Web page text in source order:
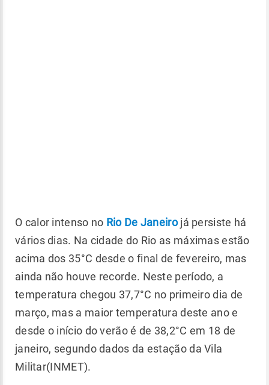
O calor intenso no Rio De Janeirojá persiste há
vários dias. Na cidade do Rio as máximas estão
acima dos 35°C desde o final de fevereiro, mas
ainda não houve recorde. Neste período, a
temperatura chegou 37,7°C no primeiro dia de
março, mas a maior temperatura deste ano e
desde o início do verão é de 38,2°C em 18 de
janeiro, segundo dados da estação da Vila
Militar(INMET).